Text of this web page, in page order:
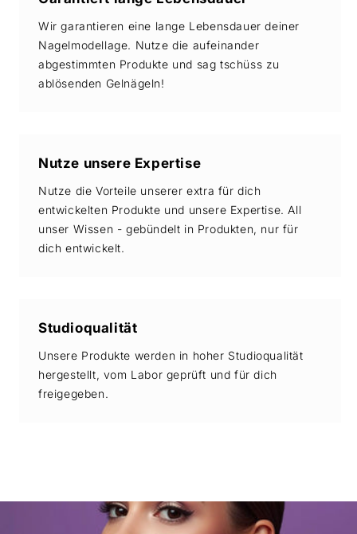
Wir garantieren eine lange Lebensdauer deiner
Nagelmodellage. Nutze die aufeinander
abgestimmten Produkte und sag tschüss zu
ablösenden Gelnägeln!
Nutze unsere Expertise
Nutze die Vorteile unserer extra für dich
entwickelten Produkte und unsere Expertise. All
unser Wissen - gebündelt in Produkten, nur für
dich entwickelt.
Studioqualität
Unsere Produkte werden in hoher Studioqualität
hergestellt, vom Labor geprüft und für dich
freigegeben.